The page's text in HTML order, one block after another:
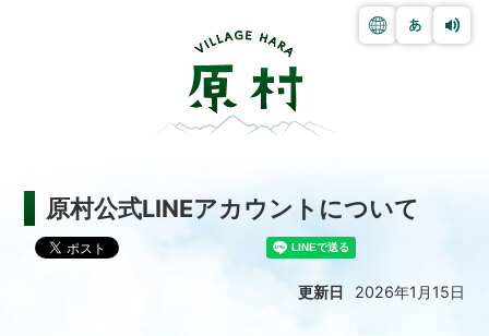
原村公式LINEアカウントについて
更新日 2026年1月15日